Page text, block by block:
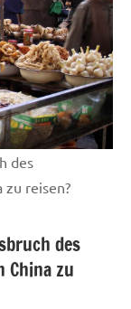
des
zu reisen?
des
China zu